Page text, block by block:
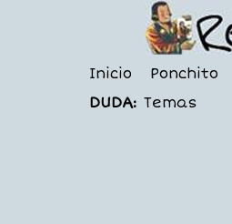
Inicio Ponchito
DUDA: Temas